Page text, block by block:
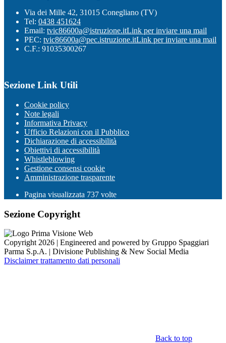
Via dei Mille 42, 31015 Conegliano (TV)
Tel: 0438 451624
Email: tvic86600a@istruzione.itLink per inviare una mail
PEC: tvic86600a@pec.istruzione.itLink per inviare una mail
C.F.: 91035300267
Sezione Link Utili
Cookie policy
Note legali
Informativa Privacy
Ufficio Relazioni con il Pubblico
Dichiarazione di accessibilità
Obiettivi di accessibilità
Whistleblowing
Gestione consensi cookie
Amministrazione trasparente
Pagina visualizzata 737 volte
Sezione Copyright
Copyright 2026 | Engineered and powered by Gruppo Spaggiari
Parma S.p.A. | Divisione Publishing & New Social Media
Disclaimer trattamento dati personali
Back to top